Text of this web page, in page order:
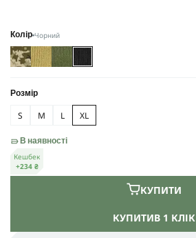
Колір Чорний
Розмір
S M L XL
КУПИТИВ 1 КЛІК
КУПИТИ
В наявності
Кешбек
+234 ₴